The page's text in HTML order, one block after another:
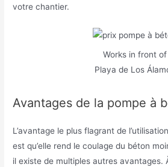
votre chantier.
Works in front of
Playa de Los
Avantages de la pompe à
L’avantage le plus flagrant de
est qu’elle rend le coulage du béton
il existe de multiples autres avantages.